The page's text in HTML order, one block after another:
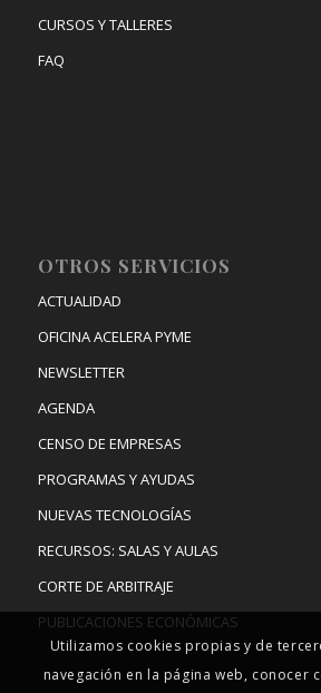
CURSOS Y TALLERES
FAQ
OTROS SERVICIOS
ACTUALIDAD
OFICINA ACELERA PYME
NEWSLETTER
AGENDA
CENSO DE EMPRESAS
PROGRAMAS Y AYUDAS
NUEVAS TECNOLOGÍAS
RECURSOS: SALAS Y AULAS
CORTE DE ARBITRAJE
PUBLICACIONES ECONÓMICAS
Utilizamos cookies propias y de
navegación en la página web, conocer